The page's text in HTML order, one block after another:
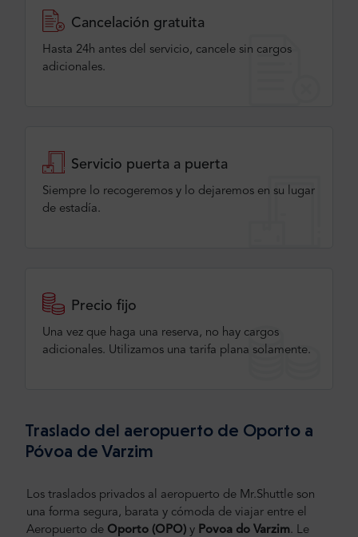
Cancelación gratuita
Hasta 24h antes del servicio, cancele sin cargos
adicionales.
Servicio puerta a puerta
Siempre lo recogeremos y lo dejaremos en su lugar
de estadía.
Precio fijo
Una vez que haga una reserva, no hay cargos
adicionales. Utilizamos una tarifa plana solamente.
Traslado del aeropuerto de Oporto a
Póvoa de Varzim
Los traslados privados al aeropuerto de Mr.Shuttle son
una forma segura, barata y cómoda de viajar entre el
Aeropuerto de Oporto (OPO) y Povoa do Varzim. Le